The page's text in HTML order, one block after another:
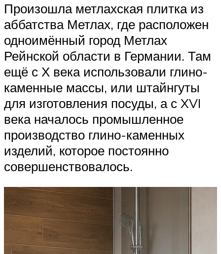
Произошла метлахская плитка из
аббатства Метлах, где расположен
одноимённый город Метлах
Рейнской области в Германии. Там
ещё с Х века использовали глино-
каменные массы, или штайнгуты
для изготовления посуды, а с XVI
века началось промышленное
производство глино-каменных
изделий, которое постоянно
совершенствовалось.